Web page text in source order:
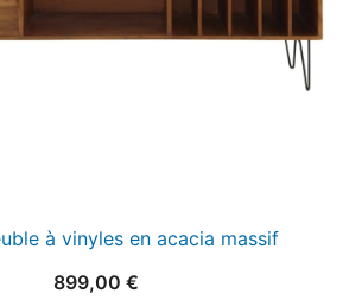
à vinyles en acacia massif
899,00 €